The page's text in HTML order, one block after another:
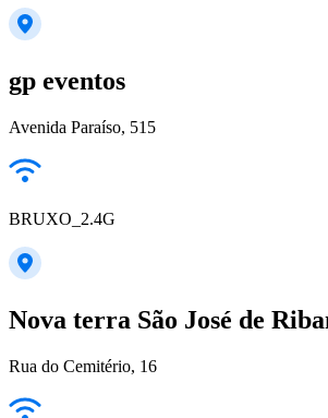
gp eventos
Avenida Paraíso, 515
BRUXO_2.4G
Nova terra São José de
Rua do Cemitério, 16